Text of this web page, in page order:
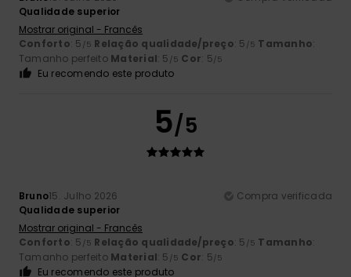
Qualidade superior
Mostrar original - Francês
Conforto: 5 /5 Relação qualidade/preço: 5 /5 Tamanho:
Tamanho perfeito Material: 5 /5 Cor: 5/5
Eu recomendo este produto
5/5
Bruno15. Julho 2026
Compra verificada
Qualidade superior
Mostrar original - Francês
Conforto: 5 /5 Relação qualidade/preço: 5 /5 Tamanho:
Tamanho perfeito Material: 5 /5 Cor: 5/5
Eu recomendo este produto